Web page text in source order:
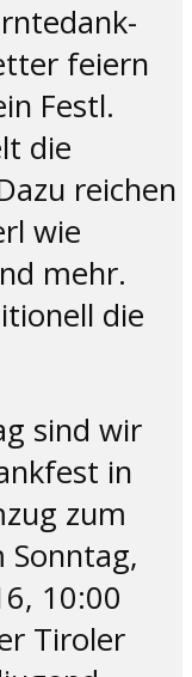
feiern
Festl.
die
reichen
wie
mehr.
die
sind wir
in
zum
10:00
Tiroler